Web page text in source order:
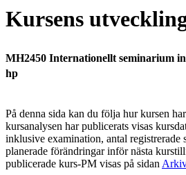
Kursens
MH2450 Internationellt seminarium
hp
På denna sida kan du följa hur kursen
kursanalysen har publicerats visas
inklusive examination, antal registrerade
planerade förändringar inför nästa
publicerade kurs-PM visas på sidan Arkiv